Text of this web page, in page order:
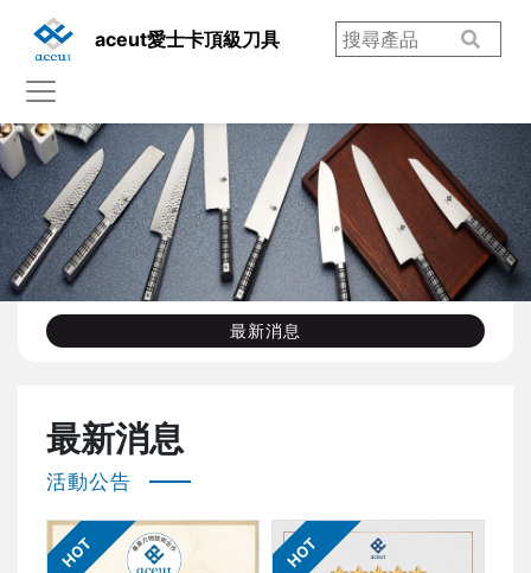
aceut愛士卡頂級刀具
最新消息
最新消息
活動公告
HOT HOT